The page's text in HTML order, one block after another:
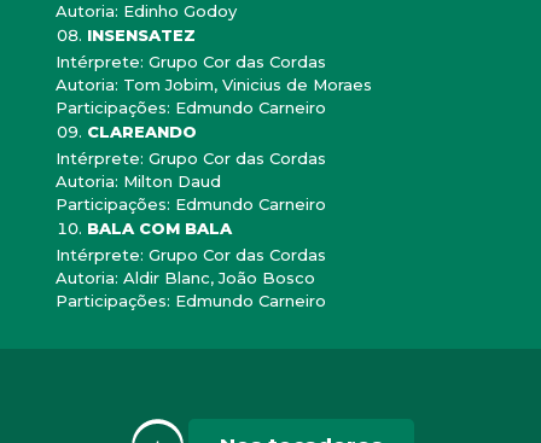
Autoria: Edinho Godoy
INSENSATEZ
Intérprete: Grupo Cor das Cordas
Autoria: Tom Jobim, Vinicius de Moraes
Participações: Edmundo Carneiro
CLAREANDO
Intérprete: Grupo Cor das Cordas
Autoria: Milton Daud
Participações: Edmundo Carneiro
BALA COM BALA
Intérprete: Grupo Cor das Cordas
Autoria: Aldir Blanc, João Bosco
Participações: Edmundo Carneiro